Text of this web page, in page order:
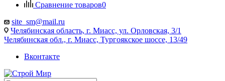
Сравнение товаров0
site_sm@mail.ru
Челябинская область, г. Миасс, ул. Орловская, 3/1
Челябинская обл., г. Миасс, Тургоякское шоссе, 13/49
Вконтакте